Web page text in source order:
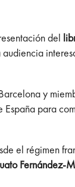
del
y
para
el régimen
Fernández-